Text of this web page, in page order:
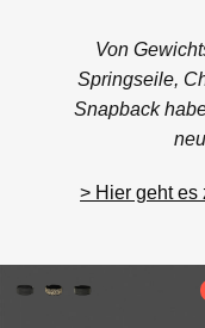
Von
Springseile,
Snapback
> Hier geht es